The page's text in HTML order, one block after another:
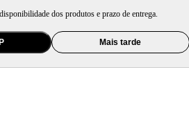
dos produtos e prazo de entrega.
Mais tarde